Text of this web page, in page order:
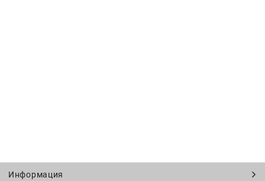
Информация